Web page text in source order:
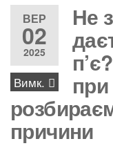
ВЕР
02
2025
Вимк.
Не
причини